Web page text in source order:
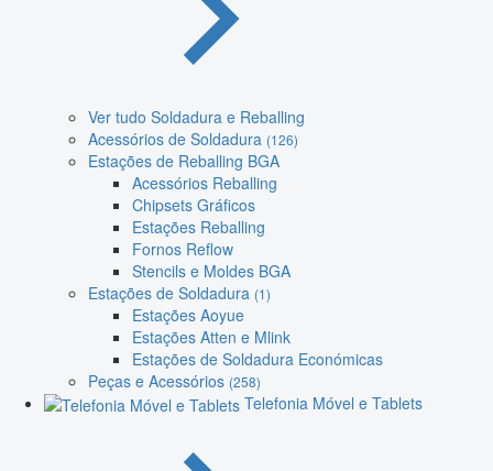
Ver tudo Soldadura e Reballing
Acessórios de Soldadura (126)
Estações de Reballing BGA
Acessórios Reballing
Chipsets Gráficos
Estações Reballing
Fornos Reflow
Stencils e Moldes BGA
Estações de Soldadura (1)
Estações Aoyue
Estações Atten e Mlink
Estações de Soldadura Económicas
Peças e Acessórios (258)
Telefonia Móvel e Tablets